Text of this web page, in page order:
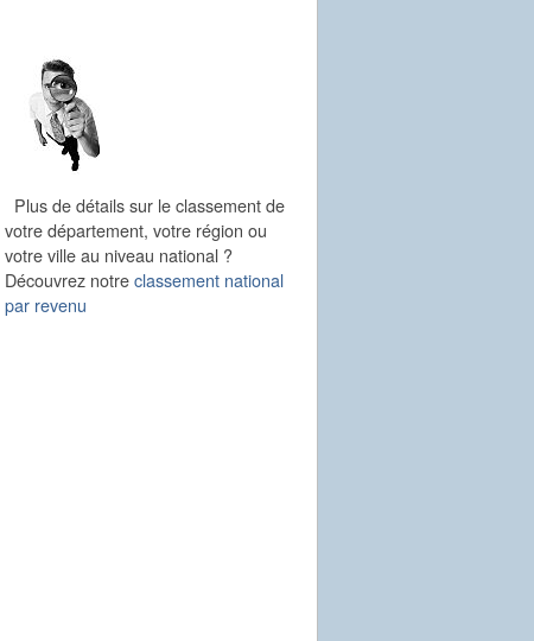
Plus de détails sur le classement de
votre département, votre région ou
votre ville au niveau national ?
Découvrez notreclassement national
par revenu